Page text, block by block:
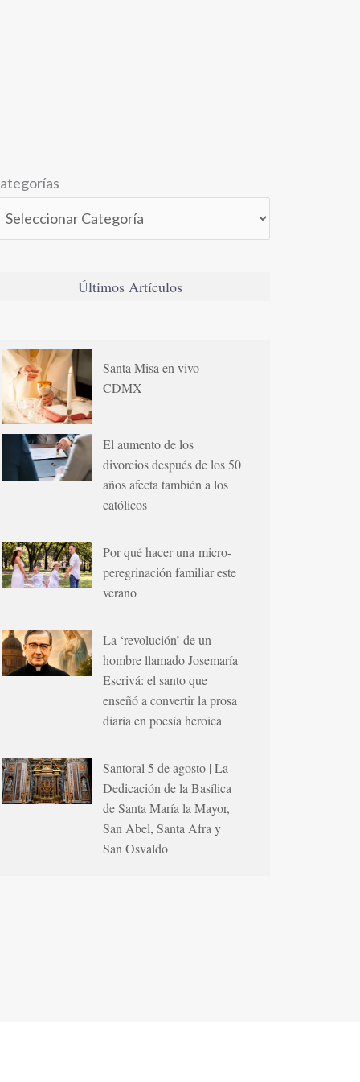
Últimos Artículos
Santa Misa en vivo
CDMX
El aumento de los
divorcios después de los 50
años afecta también a los
católicos
Por qué hacer una micro-
peregrinación familiar este
verano
La ‘revolución’ de un
hombre llamado Josemaría
Escrivá: el santo que
enseñó a convertir la prosa
diaria en poesía heroica
Santoral 5 de agosto | La
Dedicación de la Basílica
de Santa María la Mayor,
San Abel, Santa Afra y
San Osvaldo